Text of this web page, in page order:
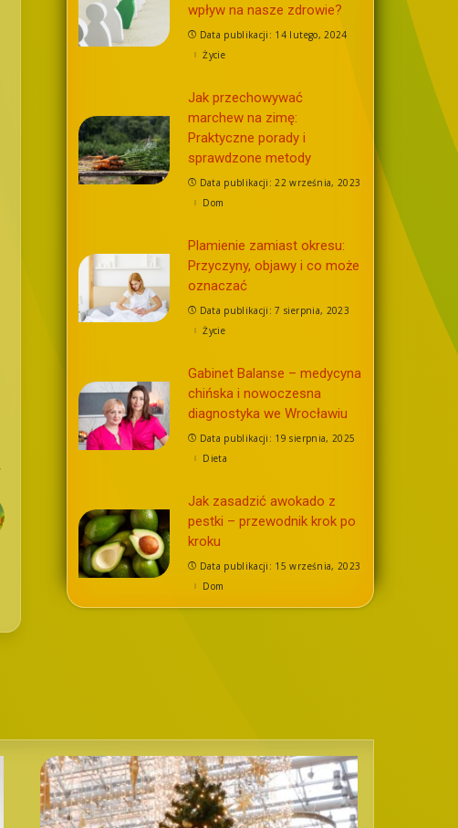
wpływ na nasze zdrowie?
Data publikacji: 14 lutego, 2024
Życie
Jak przechowywać
marchew na zimę:
Praktyczne porady i
sprawdzone metody
Data publikacji: 22 września, 2023
Dom
Plamienie zamiast okresu:
Przyczyny, objawy i co może
oznaczać
Data publikacji: 7 sierpnia, 2023
Życie
Gabinet Balanse – medycyna
chińska i nowoczesna
diagnostyka we Wrocławiu
Data publikacji: 19 sierpnia, 2025
Dieta
Jak zasadzić awokado z
pestki – przewodnik krok po
kroku
Data publikacji: 15 września, 2023
Dom